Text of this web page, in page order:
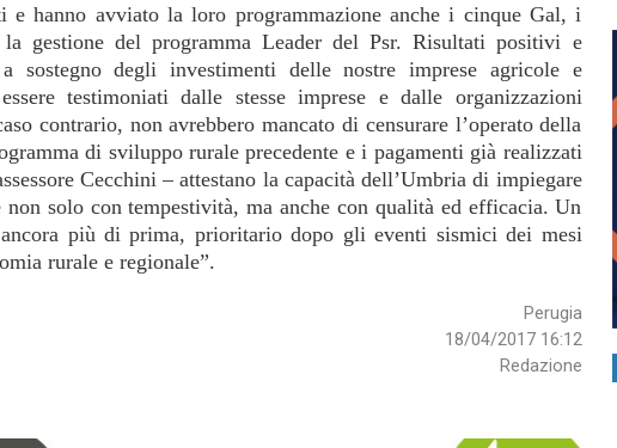
e hanno avviato la loro programmazione anche i cinque Gal, i
gestione del programma Leader del Psr. Risultati positivi e
sostegno degli investimenti delle nostre imprese agricole e
testimoniati dalle stesse imprese e dalle organizzazioni
contrario, non avrebbero mancato di censurare l’operato della
di sviluppo rurale precedente e i pagamenti già realizzati
Cecchini – attestano la capacità dell’Umbria di impiegare
solo con tempestività, ma anche con qualità ed efficacia. Un
più di prima, prioritario dopo gli eventi sismici dei mesi
rurale e regionale”.
Perugia
18/04/2017 16:12
Redazione